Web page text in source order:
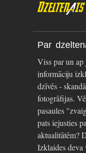
Par
Viss par un
informāciju
dzīvēs -
fotogrāfijas.
pasaules
pats iejusties
aktualitātēm?
Izklaides deva